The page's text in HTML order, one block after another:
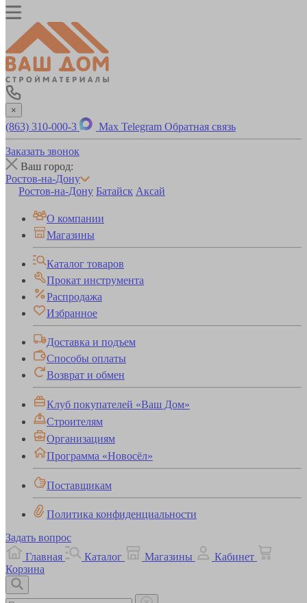
×
(863) 310-000-3 Max Telegram Обратная связь
Заказать звонок
Ваш город:
Ростов-на-Дону
Ростов-на-Дону Батайск Аксай
О компании
Магазины
Каталог товаров
Прокат инструмента
Распродажа
Избранное
Доставка и подъем
Способы оплаты
Возврат и обмен
Клуб покупателей «Ваш Дом»
Строителям
Организациям
Программа «Новосёл»
Поставщикам
Политика конфиденциальности
Задать вопрос
Главная
Каталог Магазины
Кабинет
Корзина